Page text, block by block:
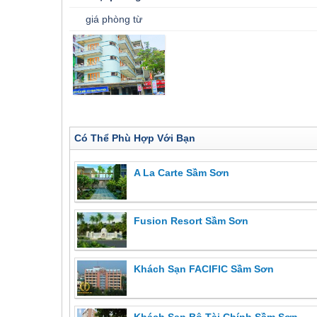
giá phòng từ
Có Thể Phù Hợp Với Bạn
A La Carte Sầm Sơn
Fusion Resort Sầm Sơn
Khách Sạn FACIFIC Sầm Sơn